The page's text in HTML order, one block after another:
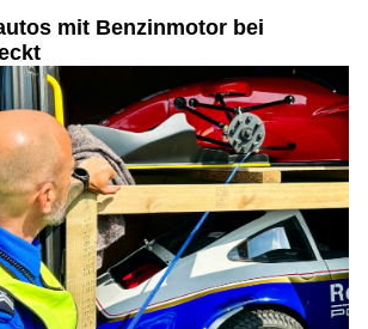
mit Benzinmotor bei